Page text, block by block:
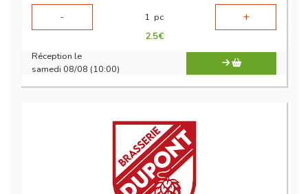
-
1 pc +
2.5€
Réception le
samedi 08/08 (10:00)